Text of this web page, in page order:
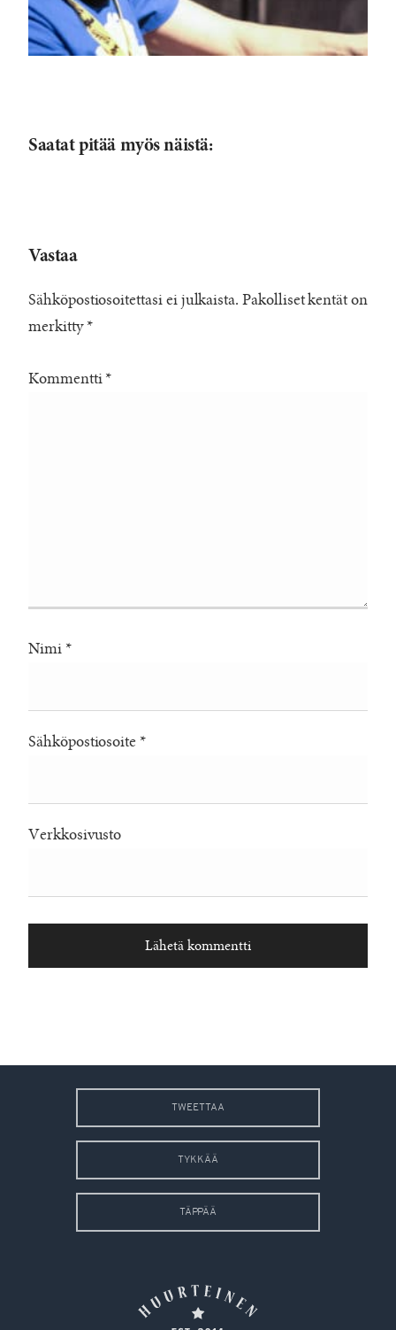
Saatat pitää myös näistä:
Vastaa
Sähköpostiosoitettasi ei julkaista. Pakolliset kentät on
merkitty *
Kommentti *
Nimi *
Sähköpostiosoite *
Verkkosivusto
TWEETTAA
TYKKÄÄ
TÄPPÄÄ